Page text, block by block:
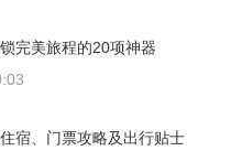
完美旅程的20项神器
宿、门票攻略及出行贴士